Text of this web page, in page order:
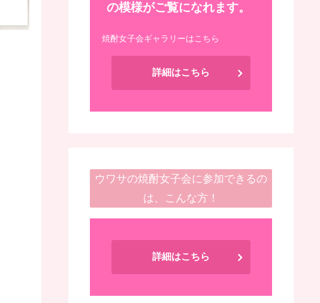
の模様がご覧になれます。
焼酎女子会ギャラリーはこちら
詳細はこちら
ウワサの焼酎女子会に参加できるの
は、こんな方！
詳細はこちら